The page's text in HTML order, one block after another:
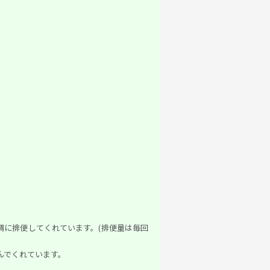
に排便してくれています。(排便量は毎回
くれています。